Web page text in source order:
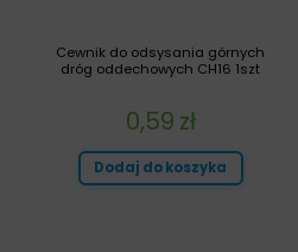
Cewnik do odsysania górnych
dróg oddechowych CH16 1szt
0,59 zł
Dodaj do koszyka